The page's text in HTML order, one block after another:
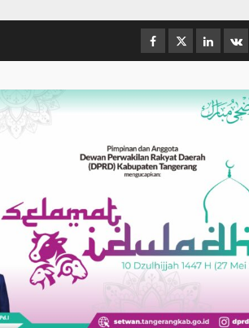
Facebook
TwitterLinkedin
VK